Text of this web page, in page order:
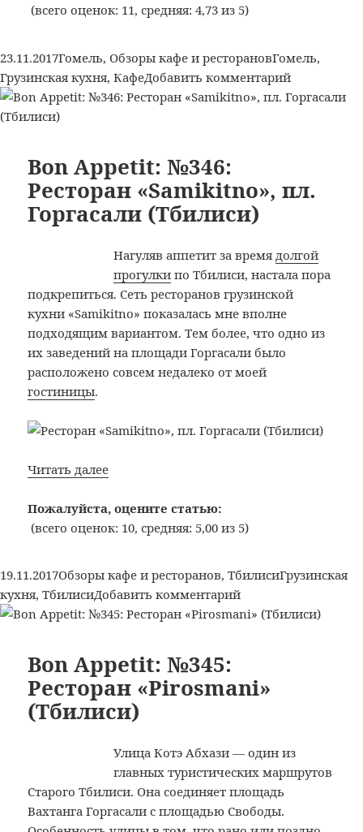
Кафе
«Белоруснефть»,
ул.
Хатаевича,
(всего оценок: 11, средняя: 4,73 из 5)
Опубликовано
23.11.2017Рубрики
Гомель, Обзоры кафе и ресторановМетки
Гомель,
Грузинская кухня, КафеДобавить комментарийк
записи
АЗС
ул.
Хатаевича,
40
Bon Appetit: №346:
Ресторан «Samikitno», пл.
Горгасали (Тбилиси)
Нагуляв аппетит за время долгой
прогулки по Тбилиси, настала пора
подкрепиться. Сеть ресторанов грузинской
кухни «Samikitno» показалась мне вполне
подходящим вариантом. Тем более, что одно из
их заведений на площади Горгасали было
расположено совсем недалеко от моей
гостиницы.
Читать далееBon
№346:
Ресторан
Горгасали
(Тбилиси)
Пожалуйста, оцените статью:
(всего оценок: 10, средняя: 5,00 из 5)
Опубликовано
19.11.2017Рубрики
Обзоры кафе и ресторанов, ТбилисиМетки
Грузинская
кухня, ТбилисиДобавить комментарийк
записи
Ресторан
Горгасали
(Тбилиси)
Bon Appetit: №345:
Ресторан «Pirosmani»
(Тбилиси)
Улица Котэ Абхази — один из
главных туристических маршрутов
Старого Тбилиси. Она соединяет площадь
Вахтанга Горгасали с площадью Свободы.